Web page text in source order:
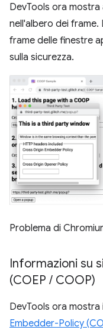
DevTools ora
nell'albero dei frame.
frame delle finestre
sulla sicurezza.
Problema di
Informazioni su
(COEP / COOP)
DevTools ora
Embedder-Policy